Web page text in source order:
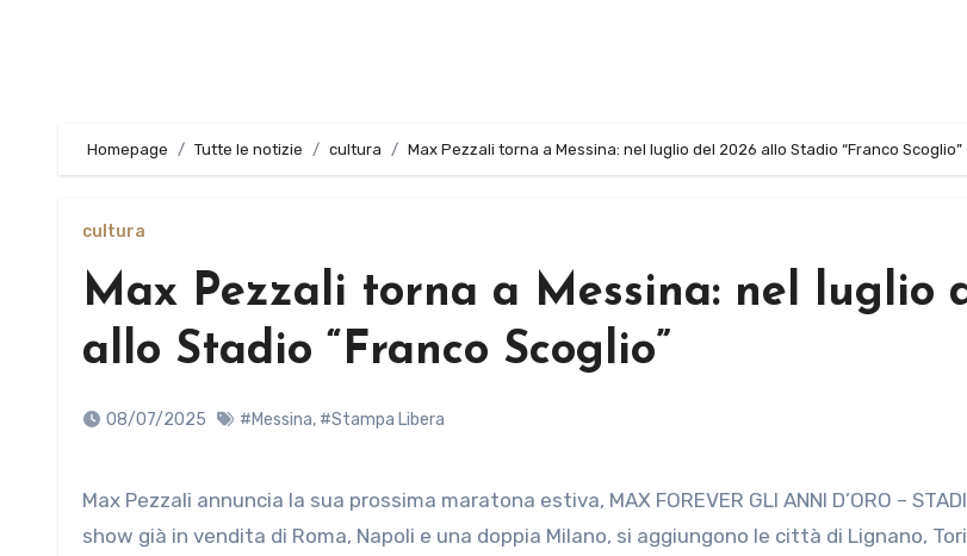
Homepage Tutte le notizie cultura Max Pezzali torna a Messina: nel luglio del 2026 allo Stadio “Franco Scoglio”
cultura
Max Pezzali torna a Messina: nel luglio
allo Stadio “Franco Scoglio”
08/07/2025 #Messina, #Stampa Libera
Max Pezzali annuncia la sua prossima maratona estiva, MAX FOREVER GLI ANNI D’ORO – STADI 2026. Oltre agli
show già in vendita di Roma, Napoli e una doppia Milano, si aggiungono le città di Lignano,